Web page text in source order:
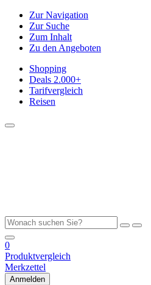
Zur Navigation
Zur Suche
Zum Inhalt
Zu den Angeboten
Shopping
Deals 2.000+
Tarifvergleich
Reisen
0
Produktvergleich
Merkzettel
Anmelden